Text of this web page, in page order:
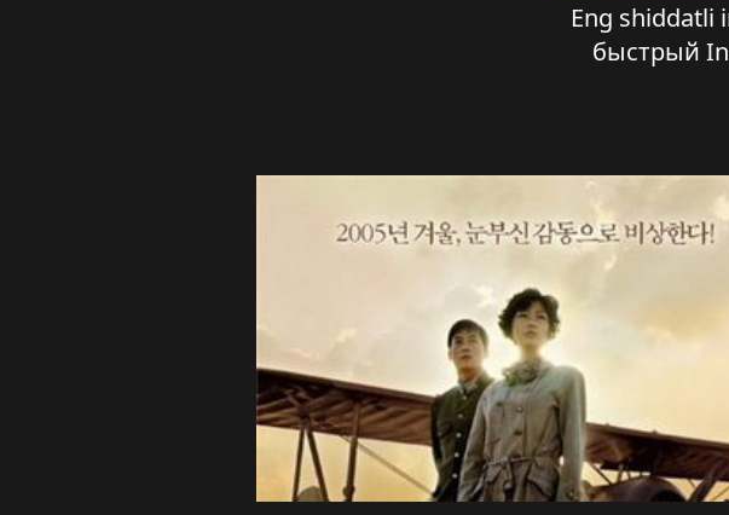
Eng shiddatli
быстрый